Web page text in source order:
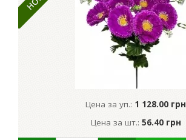
Цена за уп.: 1 128.00 грн
Цена за шт.: 56.40 грн